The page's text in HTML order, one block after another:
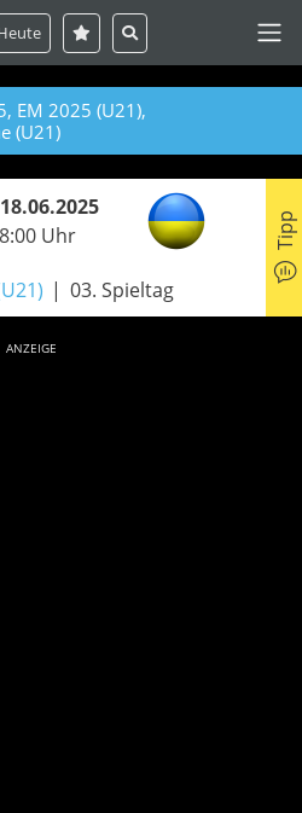
EM 2025 (U21),
(U21)
Uhr
03. Spieltag
Tipp
ANZEIGE